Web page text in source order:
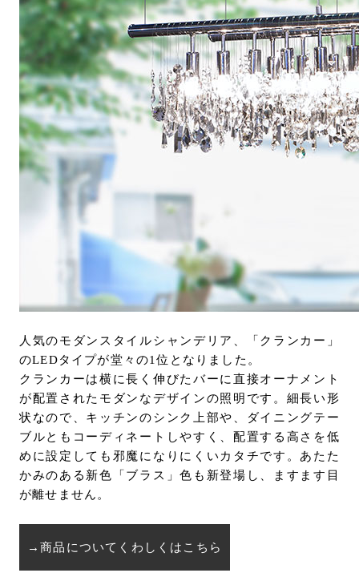
オンライン見積もり ショールームを探す
人気のモダンスタイルシャンデリア、「クランカー」
のLEDタイプが堂々の1位となりました。
クランカーは横に長く伸びたバーに直接オーナメント
が配置されたモダンなデザインの照明です。細長い形
状なので、キッチンのシンク上部や、ダイニングテー
ブルともコーディネートしやすく、配置する高さを低
めに設定しても邪魔になりにくいカタチです。あたた
かみのある新色「ブラス」色も新登場し、ますます目
が離せません。
→商品についてくわしくはこちら